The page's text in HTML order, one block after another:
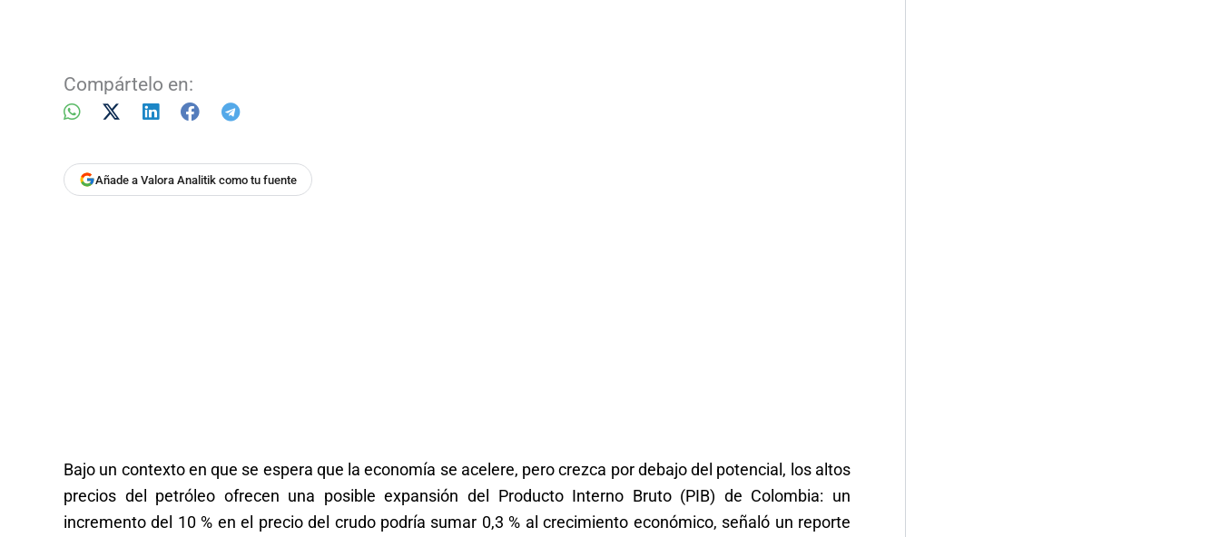
Compártelo en:
Añade a Valora Analitik como tu fuente
Bajo un contexto en que se espera que la economía se acelere, pero crezca por debajo del potencial, los altos
precios del petróleo ofrecen una posible expansión del Producto Interno Bruto (PIB) de Colombia: un
incremento del 10 % en el precio del crudo podría sumar 0,3 % al crecimiento económico, señaló un reporte